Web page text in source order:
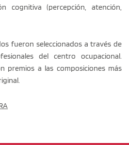
cognitiva (percepción, atención,
fueron seleccionados a través de
del centro ocupacional.
premios a las composiciones más